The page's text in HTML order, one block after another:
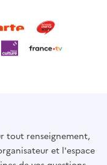
tout renseignement,
et l'espace